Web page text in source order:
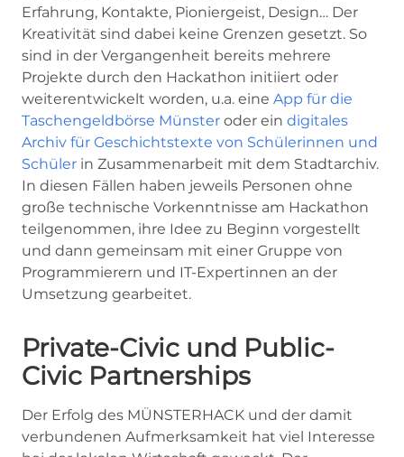
Erfahrung, Kontakte, Pioniergeist, Design… Der
Kreativität sind dabei keine Grenzen gesetzt. So
sind in der Vergangenheit bereits mehrere
Projekte durch den Hackathon initiiert oder
weiterentwickelt worden, u.a. eine App für die
Taschengeldbörse Münster oder ein digitales
Archiv für Geschichtstexte von Schülerinnen und
Schüler in Zusammenarbeit mit dem Stadtarchiv.
In diesen Fällen haben jeweils Personen ohne
große technische Vorkenntnisse am Hackathon
teilgenommen, ihre Idee zu Beginn vorgestellt
und dann gemeinsam mit einer Gruppe von
Programmierern und IT-Expertinnen an der
Umsetzung gearbeitet.
Private-Civic und Public-
Civic Partnerships
Der Erfolg des MÜNSTERHACK und der damit
verbundenen Aufmerksamkeit hat viel Interesse